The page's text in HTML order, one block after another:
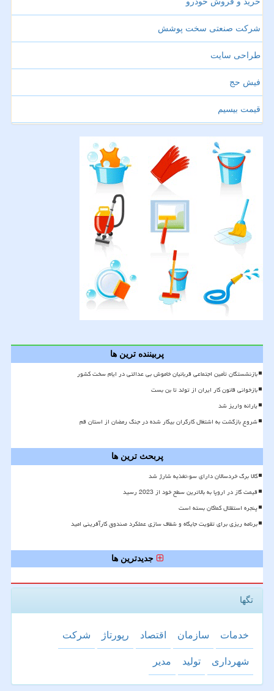
شرکت صنعتی سخت پوشش
طراحی سایت
فیش حج
قیمت بیسیم
پربیننده ترین ها
بازنشستگان تأمین اجتماعی قربانیان خاموش بی عدالتی در ایام سخت کشور
بازخوانی قانون کار ایران از تولد تا بن بست
یارانه واریز شد
شروع بازگشت به اشتغال کارگران بیکار شده در جنگ رمضان از استان قم
پربحث ترین ها
کالا برگ خردسالان دارای سوءتغذیه شارژ شد
قیمت گاز در اروپا به بالاترین سطح خود از 2023 رسید
پنجره استقلال کماکان بسته است
برنامه ریزی برای تقویت جایگاه و شفاف سازی عملکرد صندوق کارآفرینی امید
جدیدترین ها
تگها
خدمات سازمان اقتصاد رپورتاژ شركت
شهرداری تولید مدیر